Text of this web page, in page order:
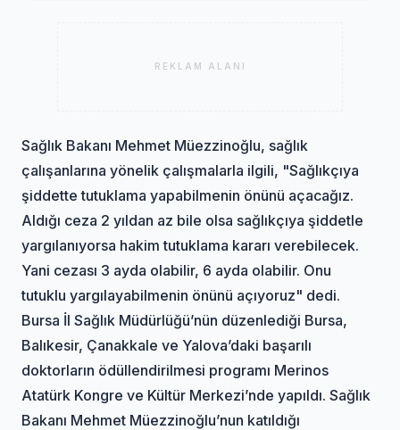
REKLAM ALANI
Sağlık Bakanı Mehmet Müezzinoğlu, sağlık
çalışanlarına yönelik çalışmalarla ilgili, "Sağlıkçıya
şiddette tutuklama yapabilmenin önünü açacağız.
Aldığı ceza 2 yıldan az bile olsa sağlıkçıya şiddetle
yargılanıyorsa hakim tutuklama kararı verebilecek.
Yani cezası 3 ayda olabilir, 6 ayda olabilir. Onu
tutuklu yargılayabilmenin önünü açıyoruz" dedi.
Bursa İl Sağlık Müdürlüğü’nün düzenlediği Bursa,
Balıkesir, Çanakkale ve Yalova’daki başarılı
doktorların ödüllendirilmesi programı Merinos
Atatürk Kongre ve Kültür Merkezi’nde yapıldı. Sağlık
Bakanı Mehmet Müezzinoğlu’nun katıldığı